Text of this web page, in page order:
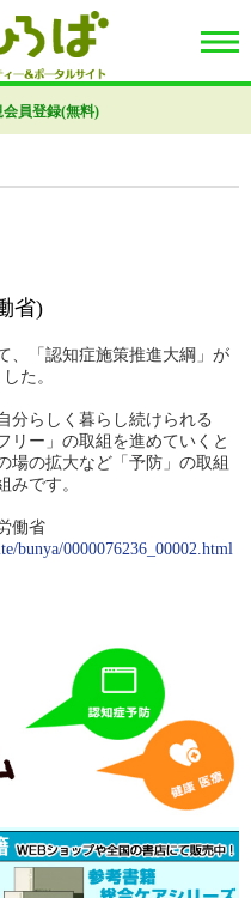
会員登録(無料)
省)
、「認知症施策推進大綱」が
た。
分らしく暮らし続けられる
リー」の取組を進めていくと
場の拡大など「予防」の取組
みです。
働省
bunya/0000076236_00002.html